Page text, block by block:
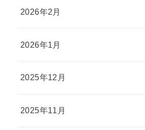
2026年2月
2026年1月
2025年12月
2025年11月